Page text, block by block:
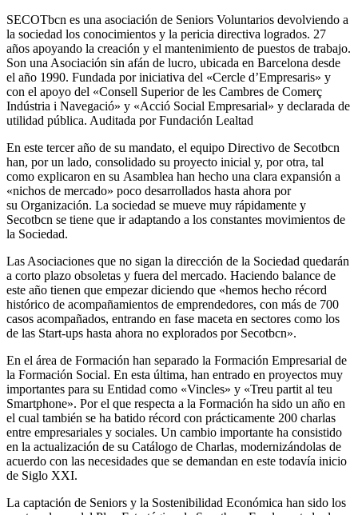
SECOTbcn es una asociación de Seniors Voluntarios devolviendo a
la sociedad los conocimientos y la pericia directiva logrados. 27
años apoyando la creación y el mantenimiento de puestos de trabajo.
Son una Asociación sin afán de lucro, ubicada en Barcelona desde
el año 1990. Fundada por iniciativa del «Cercle d’Empresaris» y
con el apoyo del «Consell Superior de les Cambres de Comerç
Indústria i Navegació» y «Acció Social Empresarial» y declarada de
utilidad pública. Auditada por Fundación Lealtad
En este tercer año de su mandato, el equipo Directivo de Secotbcn
han, por un lado, consolidado su proyecto inicial y, por otra, tal
como explicaron en su Asamblea han hecho una clara expansión a
«nichos de mercado» poco desarrollados hasta ahora por
su Organización. La sociedad se mueve muy rápidamente y
Secotbcn se tiene que ir adaptando a los constantes movimientos de
la Sociedad.
Las Asociaciones que no sigan la dirección de la Sociedad quedarán
a corto plazo obsoletas y fuera del mercado. Haciendo balance de
este año tienen que empezar diciendo que «hemos hecho récord
histórico de acompañamientos de emprendedores, con más de 700
casos acompañados, entrando en fase maceta en sectores como los
de las Start-ups hasta ahora no explorados por Secotbcn».
En el área de Formación han separado la Formación Empresarial de
la Formación Social. En esta última, han entrado en proyectos muy
importantes para su Entidad como «Vincles» y «Treu partit al teu
Smartphone». Por el que respecta a la Formación ha sido un año en
el cual también se ha batido récord con prácticamente 200 charlas
entre empresariales y sociales. Un cambio importante ha consistido
en la actualización de su Catálogo de Charlas, modernizándolas de
acuerdo con las necesidades que se demandan en este todavía inicio
de Siglo XXI.
La captación de Seniors y la Sostenibilidad Económica han sido los